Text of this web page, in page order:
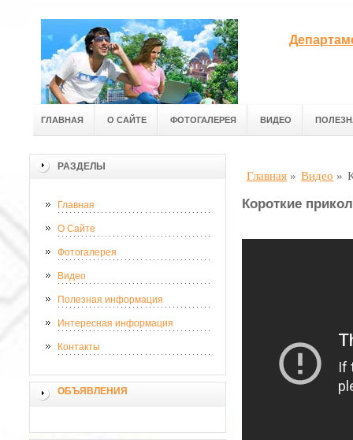
ГЛАВНАЯ О САЙТЕ ФОТОГАЛЕРЕЯ ВИДЕО
РАЗДЕЛЫ
Главная
О Сайте
Фотогалерея
Видео
Полезная информация
Интересная информация
Контакты
ОБЪЯВЛЕНИЯ
Главная » Видео »
Короткие